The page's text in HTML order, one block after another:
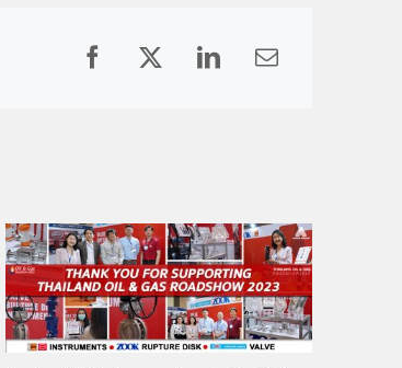
Facebook
X LinkedInEmail